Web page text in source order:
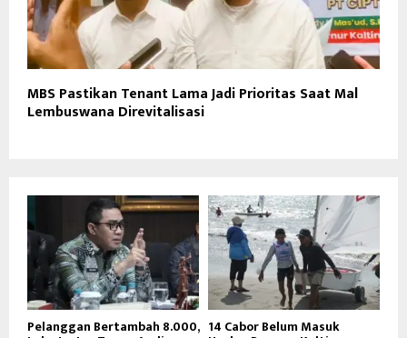
MBS Pastikan Tenant Lama Jadi Prioritas Saat Mal
Lembuswana Direvitalisasi
Pelanggan Bertambah 8.000, 14 Cabor Belum Masuk